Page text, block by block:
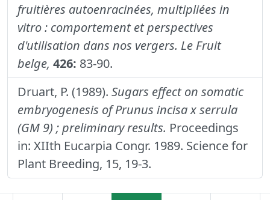
fruitières autoenracinées, multipliées in
vitro : comportement et perspectives
d'utilisation dans nos vergers. Le Fruit
belge, 426: 83-90.
Druart, P. (1989). Sugars effect on somatic
embryogenesis of Prunus incisa x serrula
(GM 9) ; preliminary results. Proceedings
in: XIIth Eucarpia Congr. 1989. Science for
Plant Breeding, 15, 19-3.